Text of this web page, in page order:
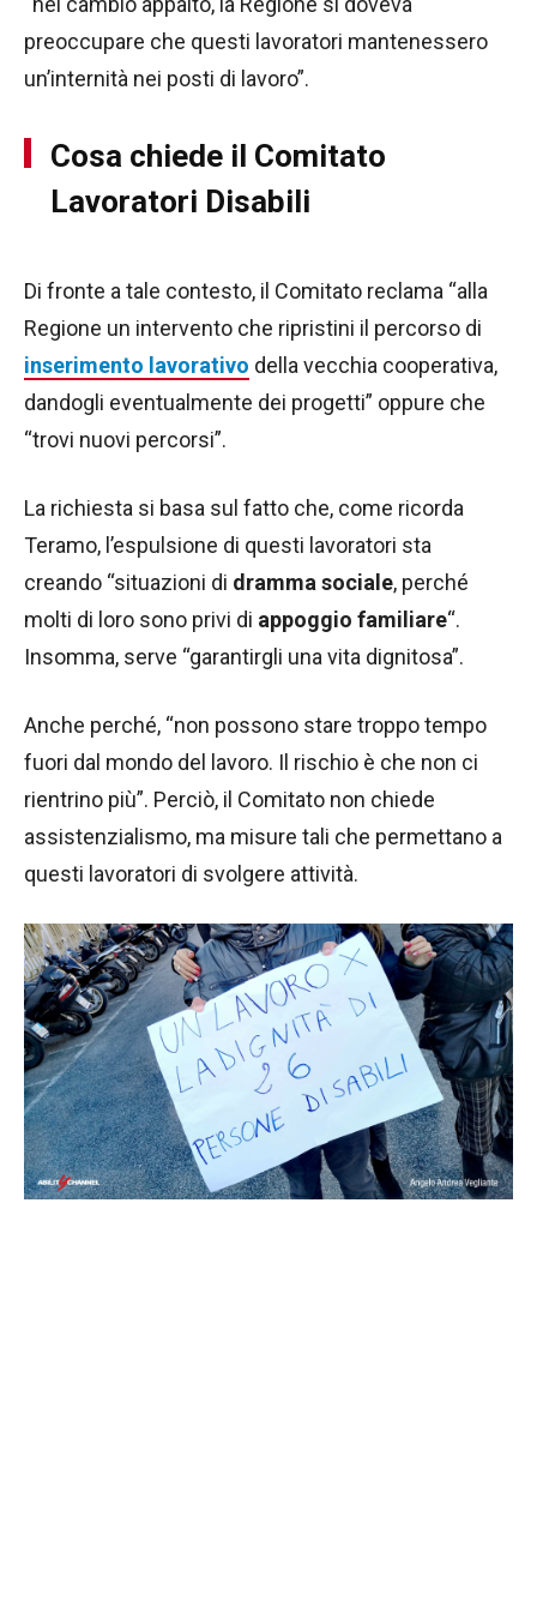
preoccupare che questi lavoratori mantenessero
un’internità nei posti di lavoro”.
Cosa chiede il Comitato
Lavoratori Disabili
Di fronte a tale contesto, il Comitato reclama “alla
Regione un intervento che ripristini il percorso di
inserimento lavorativo della vecchia cooperativa,
dandogli eventualmente dei progetti” oppure che
“trovi nuovi percorsi”.
La richiesta si basa sul fatto che, come ricorda
Teramo, l’espulsione di questi lavoratori sta
creando “situazioni di dramma sociale, perché
molti di loro sono privi di appoggio familiare“.
Insomma, serve “garantirgli una vita dignitosa”.
Anche perché, “non possono stare troppo tempo
fuori dal mondo del lavoro. Il rischio è che non ci
rientrino più”. Perciò, il Comitato non chiede
assistenzialismo, ma misure tali che permettano a
questi lavoratori di svolgere attività.